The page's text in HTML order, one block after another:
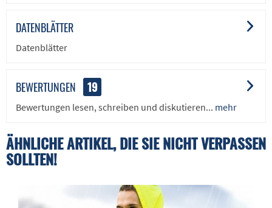
DATENBLÄTTER
Datenblätter
BEWERTUNGEN 19
Bewertungen lesen, schreiben und diskutieren... mehr
ÄHNLICHE ARTIKEL, DIE SIE NICHT VERPASSEN
SOLLTEN!